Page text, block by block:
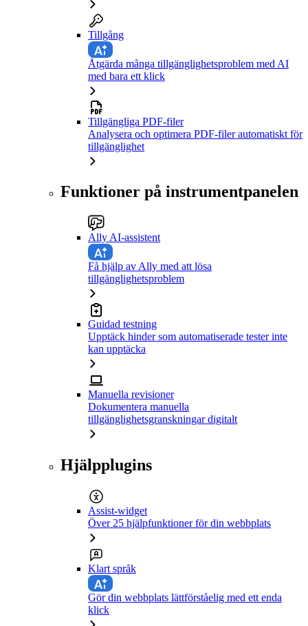
Tillgång
Åtgärda många tillgänglighetsproblem med AI
med bara ett klick
Tillgängliga PDF-filer
Analysera och optimera PDF-filer automatiskt för
tillgänglighet
Funktioner på instrumentpanelen
Ally AI-assistent
Få hjälp av Ally med att lösa
tillgänglighetsproblem
Guidad testning
Upptäck hinder som automatiserade tester inte
kan upptäcka
Manuella revisioner
Dokumentera manuella
tillgänglighetsgranskningar digitalt
Hjälpplugins
Assist-widget
Över 25 hjälpfunktioner för din webbplats
Klart språk
Gör din webbplats lättförståelig med ett enda
klick